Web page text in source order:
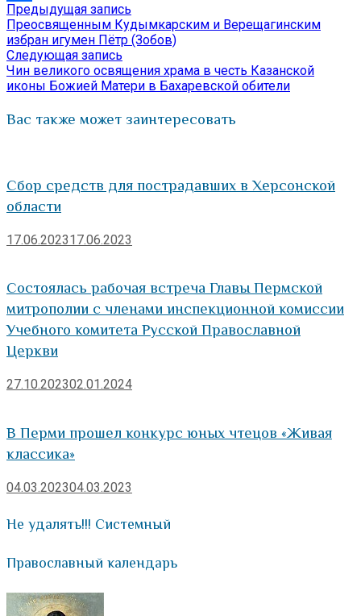
Отправить
Навигация
по
записям
Предыдущая запись
запись:
Преосвященным Кудымкарским и Верещагинским
избран игумен Пётр (Зобов)
Следующая запись
запись:
Чин великого освящения храма в честь Казанской
иконы Божией Матери в Бахаревской обители
Вас также может заинтересовать
Сбор средств для пострадавших в Херсонской
области
17.06.202317.06.2023
Состоялась рабочая встреча Главы Пермской
митрополии с членами инспекционной комиссии
Учебного комитета Русской Православной
Церкви
27.10.202302.01.2024
В Перми прошел конкурс юных чтецов «Живая
классика»
04.03.202304.03.2023
Не удалять!!! Системный
Православный календарь